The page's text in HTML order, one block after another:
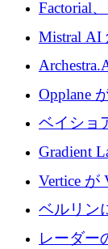
Factorial
億ドルの
Mistral AI
がエンジ
600 万
ースを実
Opplane
たらすた
ベイショ
ド化する
Gradient
Vertice が
インテ
ベルリン
に買収さ
レーダー